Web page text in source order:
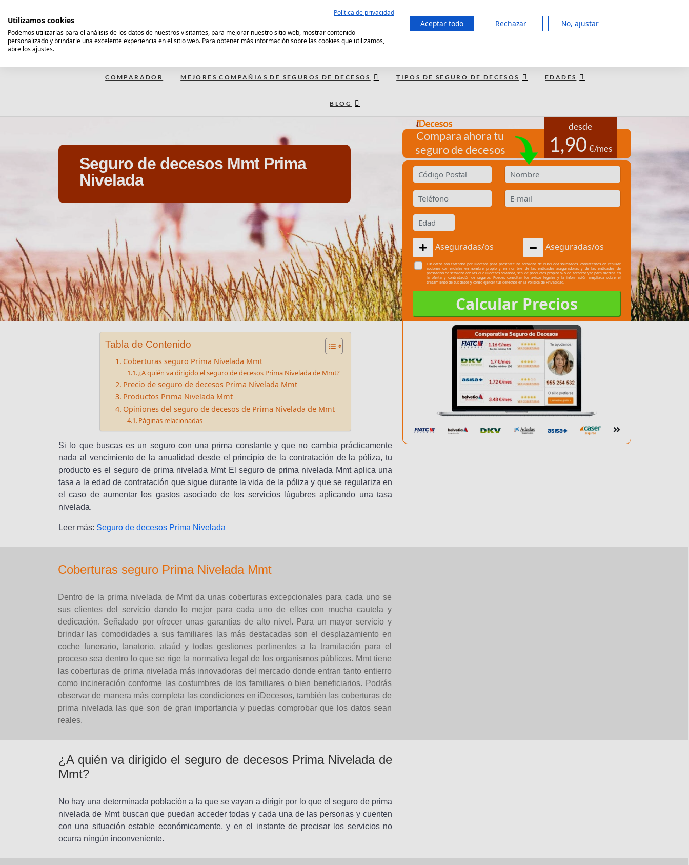
contenido
Comparador Seguro Decesos
951 127 403
LUN a JUE de 8:00 - 20:00, VIE 15:00
COMPARADOR MEJORES COMPAÑIAS DE SEGUROS DE DECESOS TIPOS DE SEGURO DE DECESOS EDADES
BLOG
Compara ahora tu
seguro de decesos
desde
1,90 €/mes
Aseguradas/os Aseguradas/os
Tus datos son tratados por iDecesos para prestarte los servicios de búsqueda solicitados, consistentes en realizar
acciones comerciales en nombre propio y en nombre de las entidades aseguradoras y de las entidades de
prestación de servicios con las que iDecesos colabora, sea de productos propios y/o de terceros y/o para mediar en
la oferta y contratación de seguros. Puedes consultar los avisos legalesy la información ampliada sobre el
tratamiento de tus datos y cómo ejercer tus derechos en la Política de Privacidad.
Calcular Precios
Seguro de decesos Mmt Prima
Nivelada
Tabla de Contenido
Coberturas seguro Prima Nivelada Mmt
¿A quién va dirigido el seguro de decesos Prima Nivelada de Mmt?
Precio de seguro de decesos Prima Nivelada Mmt
Productos Prima Nivelada Mmt
Opiniones del seguro de decesos de Prima Nivelada de Mmt
Páginas relacionadas
Si lo que buscas es un seguro con una prima constante y que no cambia prácticamente
nada al vencimiento de la anualidad desde el principio de la contratación de la póliza, tu
producto es el seguro de prima nivelada Mmt El seguro de prima nivelada Mmt aplica una
tasa a la edad de contratación que sigue durante la vida de la póliza y que se regulariza en
el caso de aumentar los gastos asociado de los servicios lúgubres aplicando una tasa
nivelada.
Leer más: Seguro de decesos Prima Nivelada
Coberturas seguro Prima Nivelada Mmt
Dentro de la prima nivelada de Mmt da unas coberturas excepcionales para cada uno se
sus clientes del servicio dando lo mejor para cada uno de ellos con mucha cautela y
dedicación. Señalado por ofrecer unas garantías de alto nivel. Para un mayor servicio y
brindar las comodidades a sus familiares las más destacadas son el desplazamiento en
coche funerario, tanatorio, ataúd y todas gestiones pertinentes a la tramitación para el
proceso sea dentro lo que se rige la normativa legal de los organismos públicos. Mmt tiene
las coberturas de prima nivelada más innovadoras del mercado donde entran tanto entierro
como incineración conforme las costumbres de los familiares o bien beneficiarios. Podrás
observar de manera más completa las condiciones en iDecesos, también las coberturas de
prima nivelada las que son de gran importancia y puedas comprobar que los datos sean
reales.
¿A quién va dirigido el seguro de decesos Prima Nivelada de
Mmt?
No hay una determinada población a la que se vayan a dirigir por lo que el seguro de prima
nivelada de Mmt buscan que puedan acceder todas y cada una de las personas y cuenten
con una situación estable económicamente, y en el instante de precisar los servicios no
ocurra ningún inconveniente.
Política de privacidad
Utilizamos cookies
Podemos utilizarlas para el análisis de los datos de nuestros visitantes, para mejorar nuestro sitio web, mostrar contenido
personalizado y brindarle una excelente experiencia en el sitio web. Para obtener más información sobre las cookies que utilizamos,
abre los ajustes.
Aceptar todo Rechazar No, ajustar